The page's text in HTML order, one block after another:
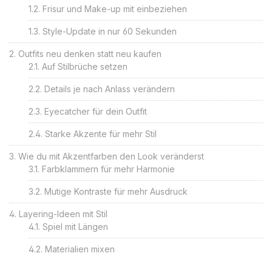
Frisur und Make-up mit einbeziehen
Style-Update in nur 60 Sekunden
Outfits neu denken statt neu kaufen
Auf Stilbrüche setzen
Details je nach Anlass verändern
Eyecatcher für dein Outfit
Starke Akzente für mehr Stil
Wie du mit Akzentfarben den Look veränderst
Farbklammern für mehr Harmonie
Mutige Kontraste für mehr Ausdruck
Layering-Ideen mit Stil
Spiel mit Längen
Materialien mixen